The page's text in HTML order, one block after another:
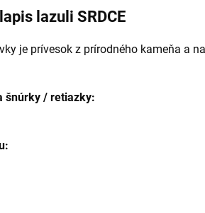
lazuli SRDCE
je prívesok z prírodného kameňa a
šnúrky / retiazky: